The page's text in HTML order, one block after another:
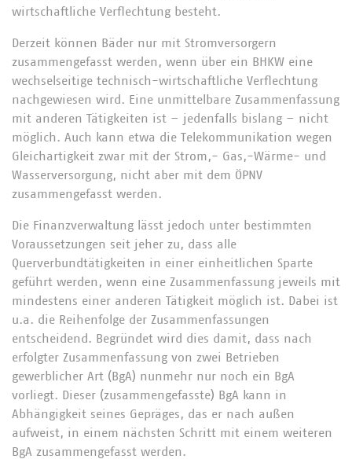
wirtschaftliche Verflechtung besteht.
Derzeit können Bäder nur mit Stromversorgern
zusammengefasst werden, wenn über ein BHKW eine
wechselseitige technisch-wirtschaftliche Verflechtung
nachgewiesen wird. Eine unmittelbare Zusammenfassung
mit anderen Tätigkeiten ist – jedenfalls bislang – nicht
möglich. Auch kann etwa die Telekommunikation wegen
Gleichartigkeit zwar mit der Strom,- Gas,-Wärme- und
Wasserversorgung, nicht aber mit dem ÖPNV
zusammengefasst werden.
Die Finanzverwaltung lässt jedoch unter bestimmten
Voraussetzungen seit jeher zu, dass alle
Querverbundtätigkeiten in einer einheitlichen Sparte
geführt werden, wenn eine Zusammenfassung jeweils mit
mindestens einer anderen Tätigkeit möglich ist. Dabei ist
u.a. die Reihenfolge der Zusammenfassungen
entscheidend. Begründet wird dies damit, dass nach
erfolgter Zusammenfassung von zwei Betrieben
gewerblicher Art (BgA) nunmehr nur noch ein BgA
vorliegt. Dieser (zusammengefasste) BgA kann in
Abhängigkeit seines Gepräges, das er nach außen
aufweist, in einem nächsten Schritt mit einem weiteren
BgA zusammengefasst werden.